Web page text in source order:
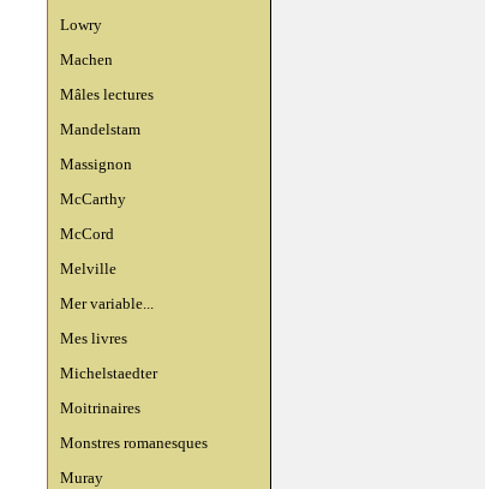
Lowry
Machen
Mâles lectures
Mandelstam
Massignon
McCarthy
McCord
Melville
Mer variable...
Mes livres
Michelstaedter
Moitrinaires
Monstres romanesques
Muray